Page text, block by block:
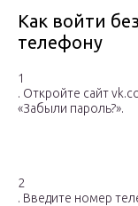
Как войти
телефону
1
. Откройте сайт
«Забыли пароль?».
2
. Введите номер